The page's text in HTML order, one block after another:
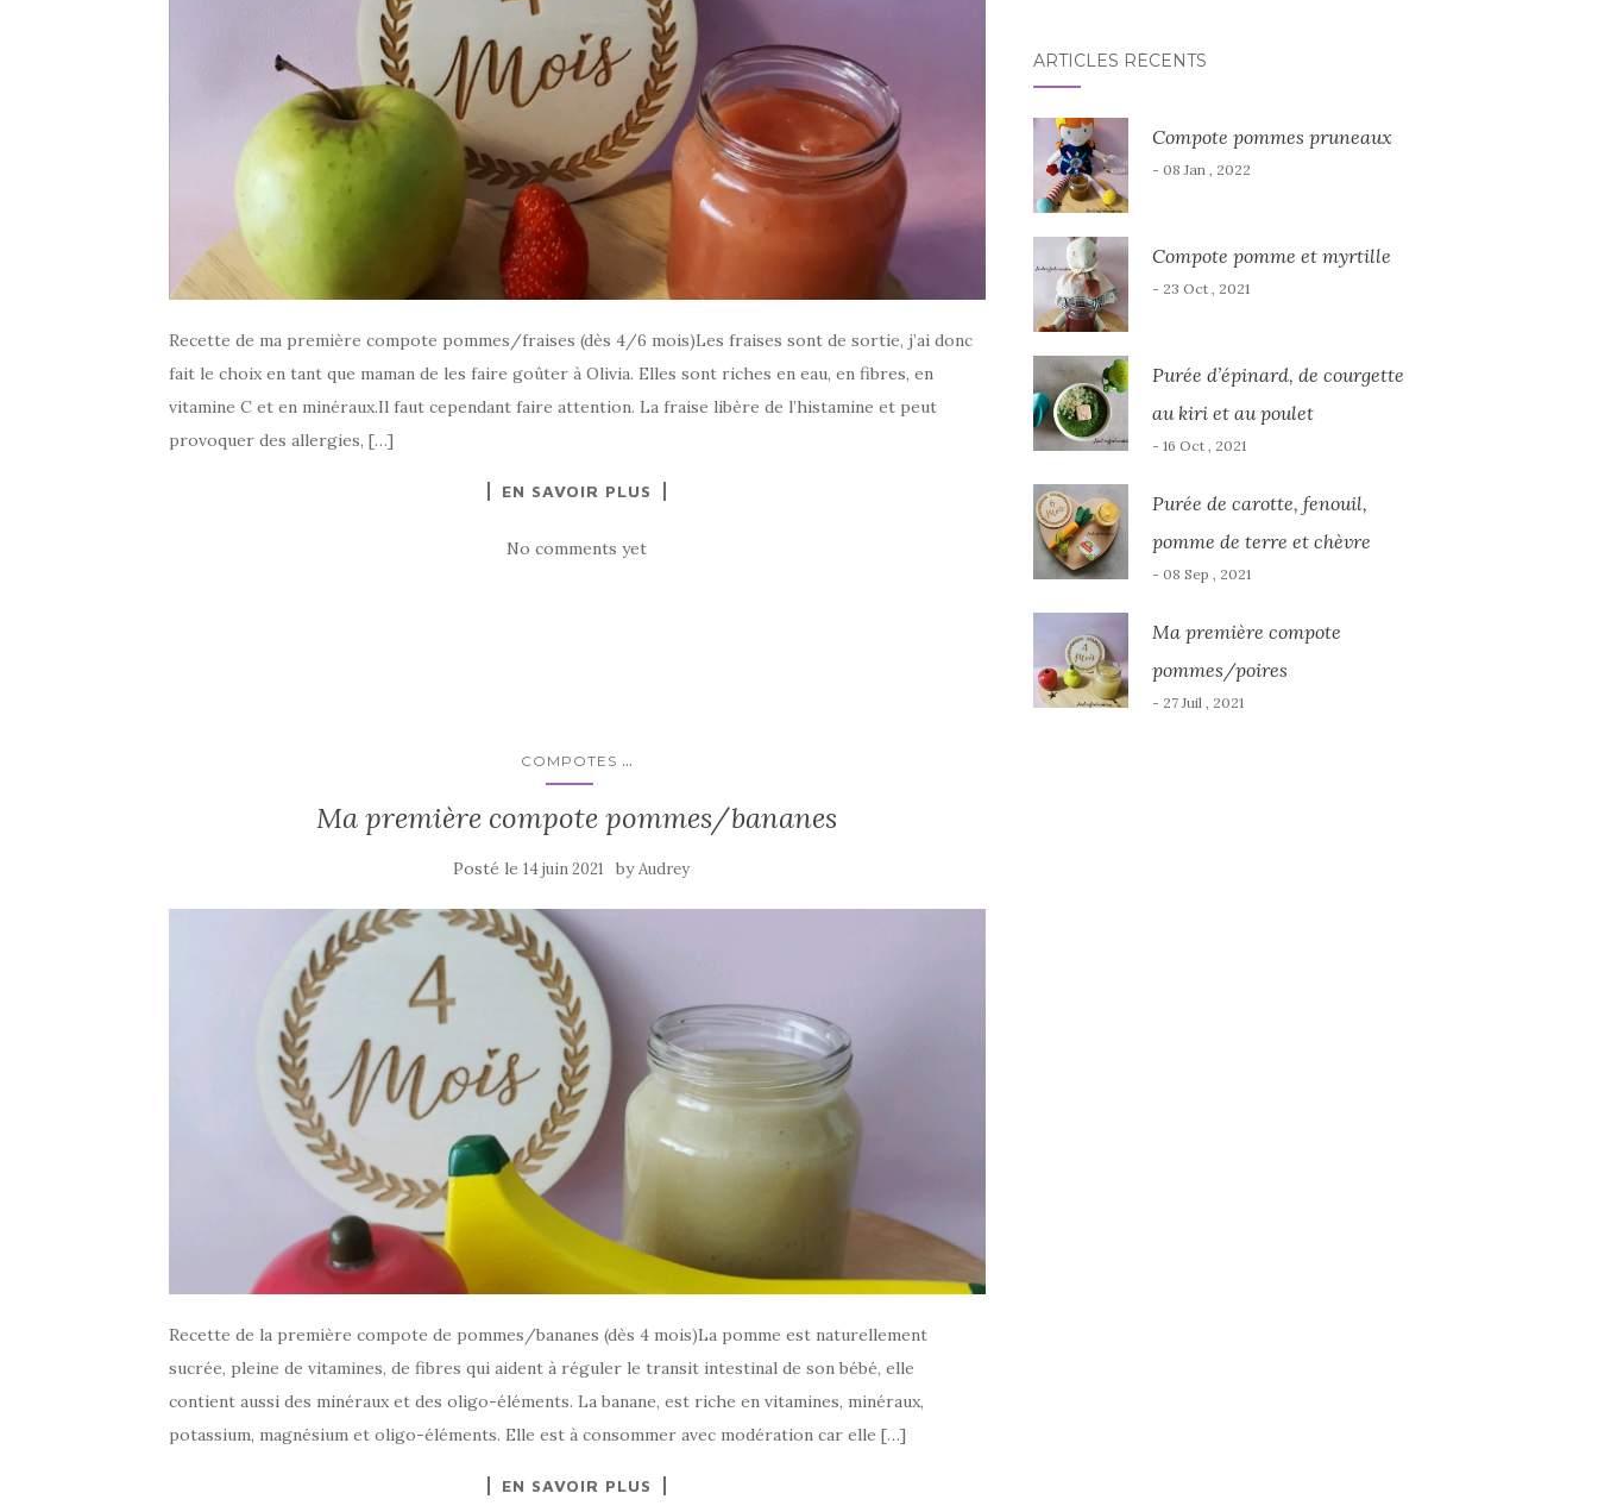
Recette de ma première compote pommes/fraises (dès 4/6 mois)Les fraises sont de sortie, j’ai donc
fait le choix en tant que maman de les faire goûter à Olivia. Elles sont riches en eau, en fibres, en
vitamine C et en minéraux.Il faut cependant faire attention. La fraise libère de l’histamine et peut
provoquer des allergies, […]
EN SAVOIR PLUS
No comments yet
COMPOTES ...
Ma première compote pommes/bananes
Posté le 14 juin 2021 byAudrey
Recette de la première compote de pommes/bananes (dès 4 mois)La pomme est naturellement
sucrée, pleine de vitamines, de fibres qui aident à réguler le transit intestinal de son bébé, elle
contient aussi des minéraux et des oligo-éléments. La banane, est riche en vitamines, minéraux,
potassium, magnésium et oligo-éléments. Elle est à consommer avec modération car elle […]
EN SAVOIR PLUS
ARTICLES RÉCENTS
Compote pommes pruneaux
- 08 Jan , 2022
Compote pomme et myrtille
- 23 Oct , 2021
Purée d’épinard, de courgette
au kiri et au poulet
- 16 Oct , 2021
Purée de carotte, fenouil,
pomme de terre et chèvre
- 08 Sep , 2021
Ma première compote
pommes/poires
- 27 Juil , 2021